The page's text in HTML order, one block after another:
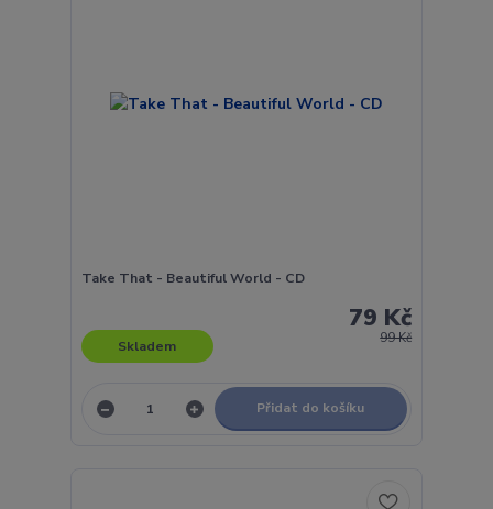
Take That - Beautiful World - CD
99 Kč
79 Kč
Skladem
Přidat do košíku